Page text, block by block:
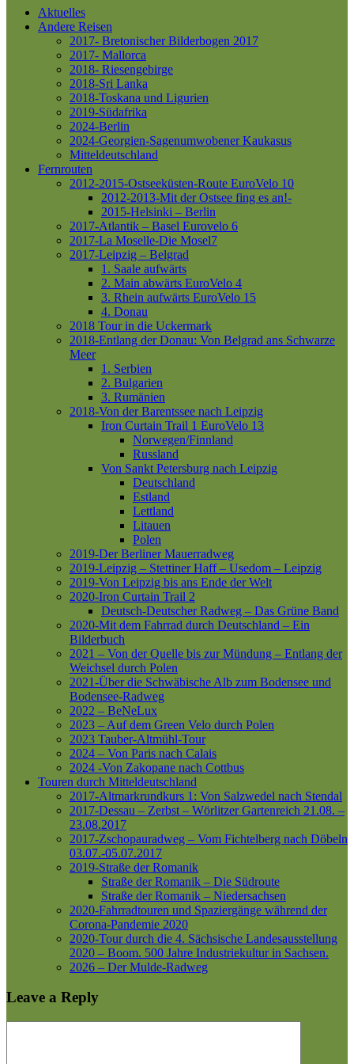
Aktuelles
Andere Reisen
2017- Bretonischer Bilderbogen 2017
2017- Mallorca
2018- Riesengebirge
2018-Sri Lanka
2018-Toskana und Ligurien
2019-Südafrika
2024-Berlin
2024-Georgien-Sagenumwobener Kaukasus
Mitteldeutschland
Fernrouten
2012-2015-Ostseeküsten-Route EuroVelo 10
2012-2013-Mit der Ostsee fing es an!-
2015-Helsinki – Berlin
2017-Atlantik – Basel Eurovelo 6
2017-La Moselle-Die Mosel7
2017-Leipzig – Belgrad
1. Saale aufwärts
2. Main abwärts EuroVelo 4
3. Rhein aufwärts EuroVelo 15
4. Donau
2018 Tour in die Uckermark
2018-Entlang der Donau: Von Belgrad ans Schwarze
Meer
1. Serbien
2. Bulgarien
3. Rumänien
2018-Von der Barentssee nach Leipzig
Iron Curtain Trail 1 EuroVelo 13
Norwegen/Finnland
Russland
Von Sankt Petersburg nach Leipzig
Deutschland
Estland
Lettland
Litauen
Polen
2019-Der Berliner Mauerradweg
2019-Leipzig – Stettiner Haff – Usedom – Leipzig
2019-Von Leipzig bis ans Ende der Welt
2020-Iron Curtain Trail 2
Deutsch-Deutscher Radweg – Das Grüne Band
2020-Mit dem Fahrrad durch Deutschland – Ein
Bilderbuch
2021 – Von der Quelle bis zur Mündung – Entlang der
Weichsel durch Polen
2021-Über die Schwäbische Alb zum Bodensee und
Bodensee-Radweg
2022 – BeNeLux
2023 – Auf dem Green Velo durch Polen
2023 Tauber-Altmühl-Tour
2024 – Von Paris nach Calais
2024 -Von Zakopane nach Cottbus
Touren durch Mitteldeutschland
2017-Altmarkrundkurs 1: Von Salzwedel nach Stendal
2017-Dessau – Zerbst – Wörlitzer Gartenreich 21.08. –
23.08.2017
2017-Zschopauradweg – Vom Fichtelberg nach Döbeln
03.07.-05.07.2017
2019-Straße der Romanik
Straße der Romanik – Die Südroute
Straße der Romanik – Niedersachsen
2020-Fahrradtouren und Spaziergänge während der
Corona-Pandemie 2020
2020-Tour durch die 4. Sächsische Landesausstellung
2020 – Boom. 500 Jahre Industriekultur in Sachsen.
2026 – Der Mulde-Radweg
Leave a Reply